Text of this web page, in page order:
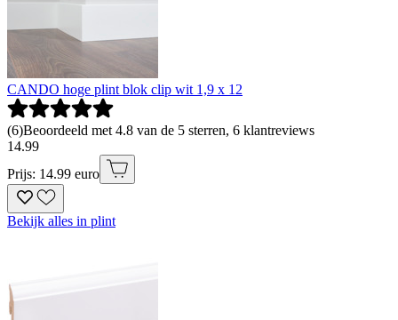
CANDO hoge plint blok clip wit 1,9 x 12
(6)Beoordeeld met 4.8 van de 5 sterren, 6 klantreviews
14.99
Prijs: 14.99 euro
Bekijk alles in plint